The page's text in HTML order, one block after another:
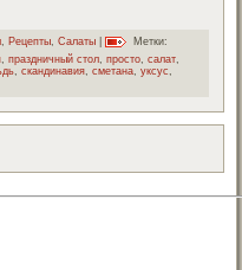
Рецепты ,Салаты
Метки:
,праздничный стол ,просто ,салат
,скандинавия ,сметана ,уксус